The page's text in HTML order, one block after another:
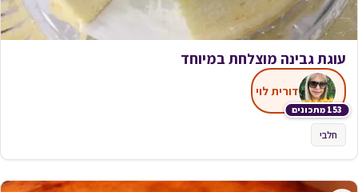
עוגת גבינה מוצלחת במיוחד
153 מתכונים
דורית לוי
חלבי